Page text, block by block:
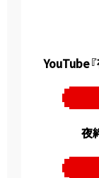
YouTube
夜